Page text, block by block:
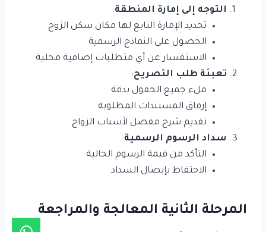
التوجه إلى إمارة المنطقة:
تحديد الإمارة التابع لها مكان سكن الزوج
الحصول على النماذج الرسمية
الاستفسار عن أي متطلبات إضافية محلية
تعبئة طلب التصريح:
ملء جميع الحقول بدقة
إرفاق المستندات المطلوبة
تقديم شرح مفصل لأسباب الزواج
سداد الرسوم الرسمية:
التأكد من قيمة الرسوم الحالية
الاحتفاظ بإيصال السداد
المرحلة الثانية المعالجة والمراجعة